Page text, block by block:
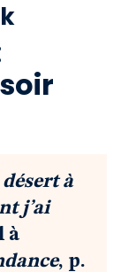
à
j’ai
à
, p.